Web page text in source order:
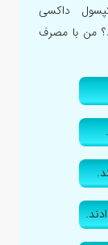
داکسی
مشکلی ندارد؟ من با مصرف